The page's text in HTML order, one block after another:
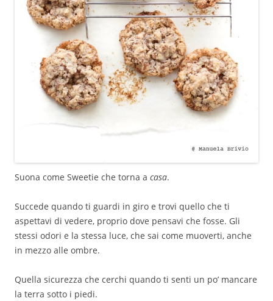
Suona come Sweetie che torna a casa.
Succede quando ti guardi in giro e trovi quello che ti
aspettavi di vedere, proprio dove pensavi che fosse. Gli
stessi odori e la stessa luce, che sai come muoverti, anche
in mezzo alle ombre.
Quella sicurezza che cerchi quando ti senti un po’ mancare
la terra sotto i piedi.